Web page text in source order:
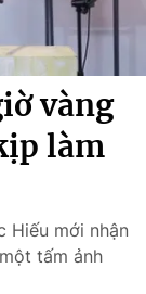
vàng
làm
Hiếu mới nhận
tấm ảnh